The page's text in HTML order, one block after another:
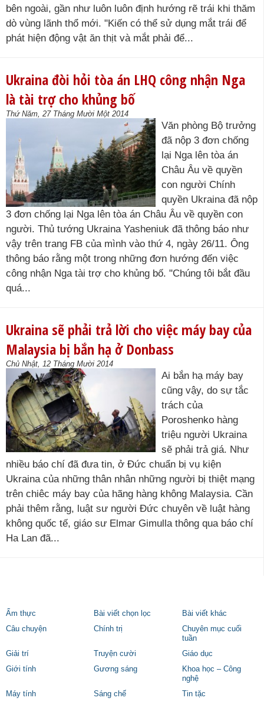
bên ngoài, gần như luôn luôn định hướng rẽ trái khi thăm
dò vùng lãnh thổ mới. "Kiến có thể sử dụng mắt trái để
phát hiện động vật ăn thịt và mắt phải để...
Ukraina đòi hỏi tòa án LHQ công nhận Nga
là tài trợ cho khủng bố
Thứ Năm, 27 Tháng Mười Một 2014
Văn phòng Bộ trưởng
đã nộp 3 đơn chống
lại Nga lên tòa án
Châu Âu về quyền
con người Chính
quyền Ukraina đã nộp
3 đơn chống lại Nga lên tòa án Châu Âu về quyền con
người. Thủ tướng Ukraina Yasheniuk đã thông báo như
vậy trên trang FB của mình vào thứ 4, ngày 26/11. Ông
thông báo rằng một trong những đơn hướng đến việc
công nhận Nga tài trợ cho khủng bố. "Chúng tôi bắt đầu
quá...
Ukraina sẽ phải trả lời cho việc máy bay của
Malaysia bị bắn hạ ở Donbass
Chủ Nhật, 12 Tháng Mười 2014
Ai bắn hạ máy bay
cũng vậy, do sự tắc
trách của
Poroshenko hàng
triệu người Ukraina
sẽ phải trả giá. Như
nhiều báo chí đã đưa tin, ở Đức chuẩn bị vụ kiện
Ukraina của những thân nhân những người bị thiệt mạng
trên chiêc máy bay của hãng hàng không Malaysia. Cần
phải thêm rằng, luật sư người Đức chuyên về luật hàng
không quốc tế, giáo sư Elmar Gimulla thông qua báo chí
Ha Lan đã...
Ẩm thực Bài viết chọn lọc
Bài viết khác
Câu chuyện
Chính trị
Chuyên mục cuối
tuần
Giải trí
Truyện cười
Giáo dục
Giới tính
Gương sáng
Khoa học – Công
nghệ
Máy tính
Sáng chế
Tin tặc